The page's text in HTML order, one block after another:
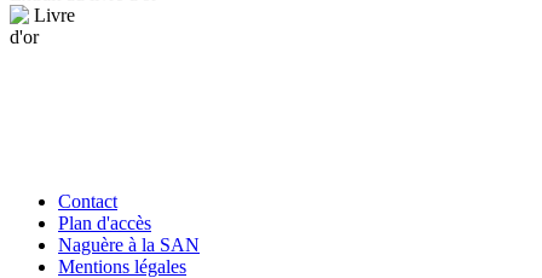
Contact
Plan d'accès
Naguère à la SAN
Mentions légales